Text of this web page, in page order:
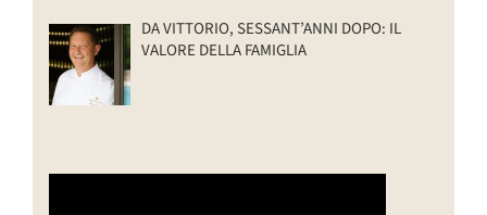
DA VITTORIO, SESSANT’ANNI DOPO: IL
VALORE DELLA FAMIGLIA